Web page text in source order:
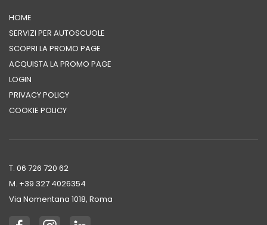
HOME
SERVIZI PER AUTOSCUOLE
SCOPRI LA PROMO PAGE
ACQUISTA LA PROMO PAGE
LOGIN
PRIVACY POLICY
COOKIE POLICY
T. 06 726 720 62
M. +39 ‭327 4026354‬
Via Nomentana 1018, Roma